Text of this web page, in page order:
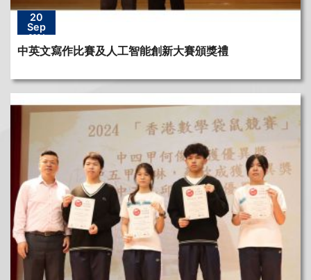
20
Sep
2024
中英文寫作比賽及人工智能創新大賽頒獎禮